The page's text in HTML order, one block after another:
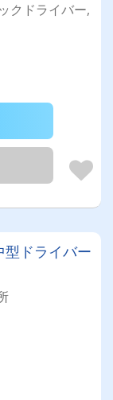
クドライバー,
型ドライバー